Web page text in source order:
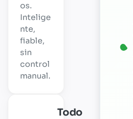
os.
Intelige
nte,
fiable,
sin
control
manual.
Todo